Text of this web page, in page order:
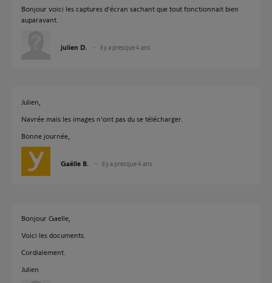
Bonjour voici les captures d'écran sachant que tout fonctionnait bien
auparavant.
julien D. il y a presque 4 ans
Julien,
Navrée mais les images n'ont pas du se télécharger.
Bonne journée,
Gaëlle B. il y a presque 4 ans
Bonjour Gaelle,
Voici les documents.
Cordialement.
Julien